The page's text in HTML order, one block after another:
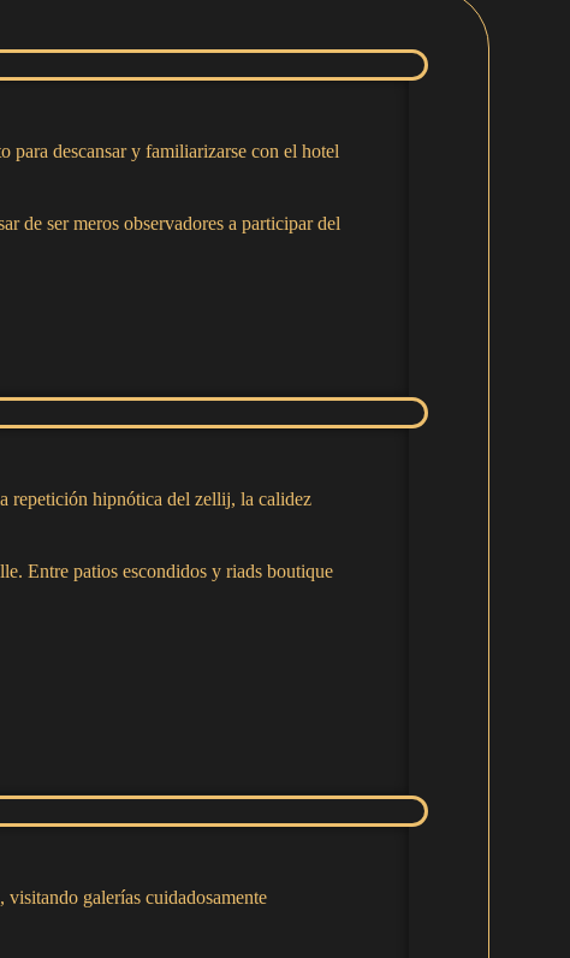
para descansar y familiarizarse con el hotel
de ser meros observadores a participar del
repetición hipnótica del zellij, la calidez
Entre patios escondidos y riads boutique
visitando galerías cuidadosamente